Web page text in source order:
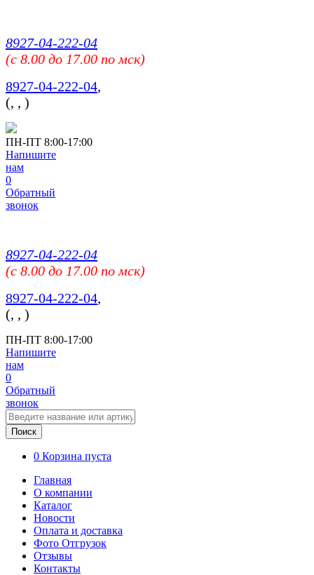
8927-04-222-04
(c 8.00 до 17.00 по мск)
8927-04-222-04,
(, , )
ПН-ПТ 8:00-17:00
Напишите
нам
0
Обратный
звонок
8927-04-222-04
(c 8.00 до 17.00 по мск)
8927-04-222-04,
(, , )
ПН-ПТ 8:00-17:00
Напишите
нам
0
Обратный
звонок
Поиск
0 Корзина пуста
Главная
О компании
Каталог
Новости
Оплата и доставка
Фото Отгрузок
Отзывы
Контакты